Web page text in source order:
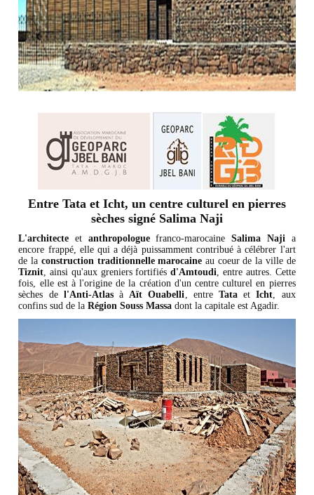
Entre Tata et Icht, un centre culturel en pierres
sèches signé Salima Naji
L'architecte et anthropologuefranco-marocaineSalima Najia
encore frappé, elle qui a déjà puissamment contribué à célébrer l'art
de la construction traditionnelle marocaine au coeur de la ville de
Tiznit, ainsi qu'aux greniers fortifiésd'Amtoudi, entre autres. Cette
fois, elle est à l'origine de la création d'un centre culturel en pierres
sèches de l'Anti-AtlasàAït Ouabelli, entre TataetIcht, aux
confins sud de laRégion Souss Massa dont la capitale est Agadir.